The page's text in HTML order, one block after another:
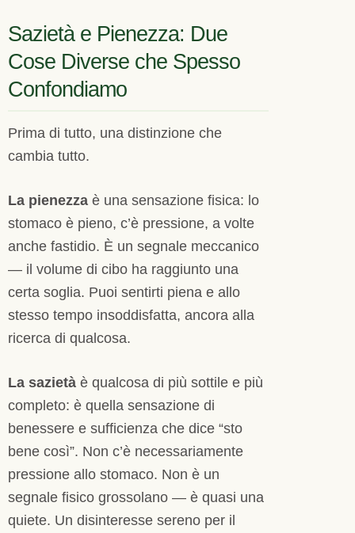
Sazietà e Pienezza: Due
Cose Diverse che Spesso
Confondiamo
Prima di tutto, una distinzione che
cambia tutto.
La pienezza è una sensazione fisica: lo
stomaco è pieno, c’è pressione, a volte
anche fastidio. È un segnale meccanico
— il volume di cibo ha raggiunto una
certa soglia. Puoi sentirti piena e allo
stesso tempo insoddisfatta, ancora alla
ricerca di qualcosa.
La sazietà è qualcosa di più sottile e più
completo: è quella sensazione di
benessere e sufficienza che dice “sto
bene così”. Non c’è necessariamente
pressione allo stomaco. Non è un
segnale fisico grossolano — è quasi una
quiete. Un disinteresse sereno per il